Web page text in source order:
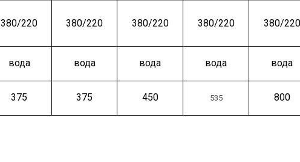
380/220 380/220 380/220 380/220 380/220
вода вода вода вода вода
375 375 450 535 800